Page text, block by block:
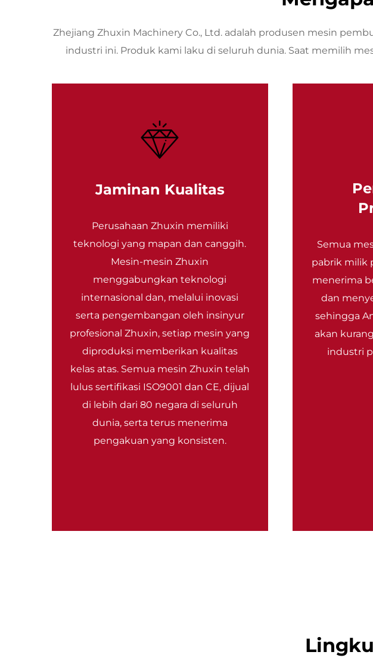
Zhejiang Zhuxin Machinery Co., Ltd. adalah produsen mesin
industri ini. Produk kami laku di seluruh dunia. Saat memilih
Jaminan Kualitas
Perusahaan Zhuxin memiliki
teknologi yang mapan dan canggih.
Mesin-mesin Zhuxin
menggabungkan teknologi
internasional dan, melalui inovasi
serta pengembangan oleh insinyur
profesional Zhuxin, setiap mesin yang
diproduksi memberikan kualitas
kelas atas. Semua mesin Zhuxin telah
lulus sertifikasi ISO9001 dan CE, dijual
di lebih dari 80 negara di seluruh
dunia, serta terus menerima
pengakuan yang konsisten.
Semua
pabrik milik
menerima
dan
sehingga
akan
industri